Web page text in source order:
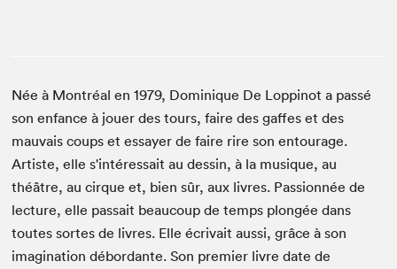
Née à Montréal en 1979, Dominique De Loppinot a passé
son enfance à jouer des tours, faire des gaffes et des
mauvais coups et essayer de faire rire son entourage.
Artiste, elle s'intéressait au dessin, à la musique, au
théâtre, au cirque et, bien sûr, aux livres. Passionnée de
lecture, elle passait beaucoup de temps plongée dans
toutes sortes de livres. Elle écrivait aussi, grâce à son
imagination débordante. Son premier livre date de